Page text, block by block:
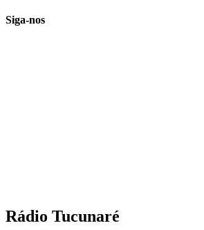
Siga-nos
Rádio Tucunaré